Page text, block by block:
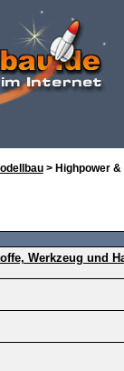
> Highpower &
Werkzeug und